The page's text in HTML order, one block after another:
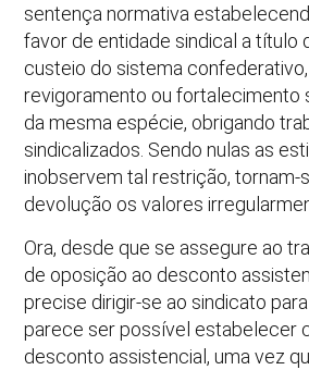
sentença normativa
favor de entidade sindical a título
custeio do sistema
revigoramento ou fortalecimento
da mesma espécie, obrigando
sindicalizados. Sendo nulas as
inobservem tal restrição, tornam-
devolução os valores
Ora, desde que se assegure ao
de oposição ao desconto
precise dirigir-se ao sindicato
parece ser possível estabelecer
desconto assistencial, uma vez